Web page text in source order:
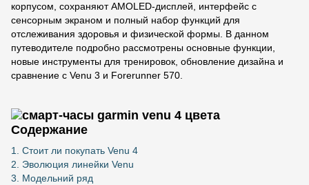
корпусом, сохраняют AMOLED-дисплей, интерфейс с
сенсорным экраном и полный набор функций для
отслеживания здоровья и физической формы. В данном
путеводителе подробно рассмотрены основные функции,
новые инструменты для тренировок, обновление дизайна и
сравнение с Venu 3 и Forerunner 570.
Содержание
1. Стоит ли покупать Venu 4
2. Эволюция линейки Venu
3. Модельний ряд